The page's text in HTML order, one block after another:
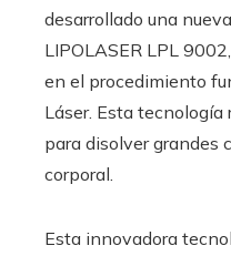
desarrollado una
LIPOLASER LPL
en el procedimiento
Láser. Esta
para disolver grandes
corporal.
Esta innovadora